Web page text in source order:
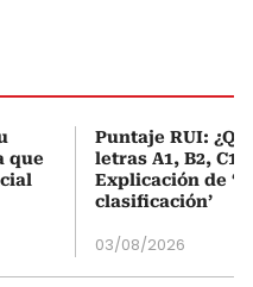
que
Puntaje RUI:
letras A1, B2, C1
Explicación de
clasificación’
03/08/2026